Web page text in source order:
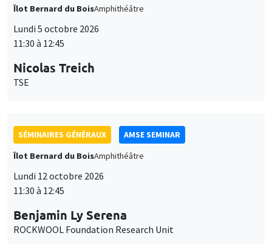
Îlot Bernard du BoisAmphithéâtre
Lundi 5 octobre 2026
11:30 à 12:45
Nicolas Treich
TSE
SÉMINAIRES GÉNÉRAUX
AMSE SEMINAR
Îlot Bernard du BoisAmphithéâtre
Lundi 12 octobre 2026
11:30 à 12:45
Benjamin Ly Serena
ROCKWOOL Foundation Research Unit